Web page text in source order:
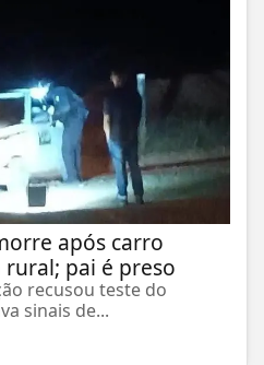
após carro
pai é preso
recusou teste do
sinais de...